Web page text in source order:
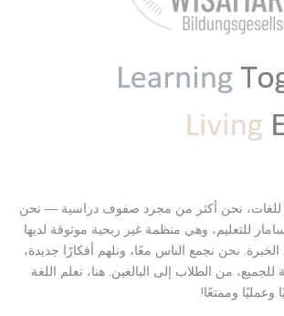
نحن أكثر من مجرد صفوف دراسية — نحن
للتعليم، وهي منظمة غير ربحية موثوقة لديها
عامًا من الخبرة. نحن نجمع الناس معًا، ونلهم أفكارًا جديدة،
من الطلاب إلى البالغين. هنا، تعلم اللغة
وعمليًا وممتعًا!